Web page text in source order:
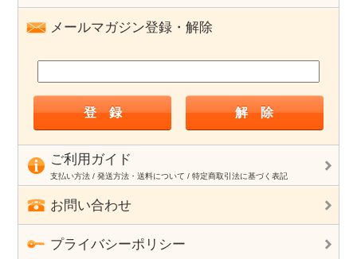
メールマガジン登録・解除
ご利用ガイド
支払い方法 / 発送方法・送料について / 特定商取引法に基づく表記
お問い合わせ
プライバシーポリシー